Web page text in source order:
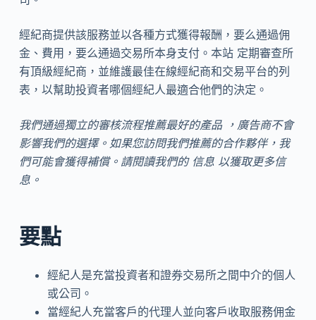
經紀商提供該服務並以各種方式獲得報酬，要么通過佣
金、費用，要么通過交易所本身支付。本站 定期審查所
有頂級經紀商，並維護最佳在線經紀商和交易平台的列
表，以幫助投資者哪個經紀人最適合他們的決定。
我們通過獨立的審核流程推薦最好的產品 ，廣告商不會
影響我們的選擇。如果您訪問我們推薦的合作夥伴，我
們可能會獲得補償。請閱讀我們的 信息 以獲取更多信
息。
要點
經紀人是充當投資者和證券交易所之間中介的個人
或公司。
當經紀人充當客戶的代理人並向客戶收取服務佣金